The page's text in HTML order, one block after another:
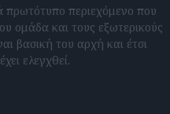
πρωτότυπο περιεχόμενο που
ομάδα και τους εξωτερικούς
βασική του αρχή και έτσι
ελεγχθεί.
feeds